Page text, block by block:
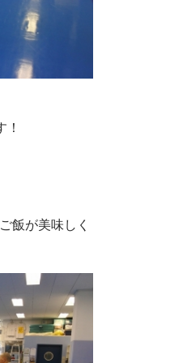
飯が美味しく